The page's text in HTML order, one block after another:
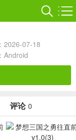
2026-07-18
Android
评论 0